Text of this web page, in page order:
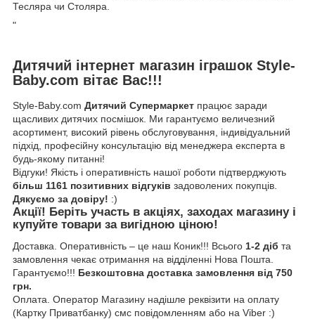
Тесляра чи Столяра.
"
Дитячий інтернет магазин іграшок Style-
Baby.com вітає Вас!!!
Style-Baby.com Дитячий Супермаркет працює заради
щасливих дитячих посмішок. Ми гарантуємо величезний
асортимент, високий рівень обслуговування, індивідуальний
підхід, професійну консультацію від менеджера експерта в
будь-якому питанні!
Відгуки! Якість і оперативність нашої роботи підтверджують
більш 1161 позитивних відгуків задоволених покупців.
Дякуємо за довіру! :)
Акції! Беріть участь в акціях, заходах магазину і
купуйте товари за вигідною ціною!
Доставка. Оперативність – це наш Коник!!! Всього 1-2 діб та
замовлення чекає отримання на відділенні Нова Пошта.
Гарантуємо!!! Безкоштовна доставка замовлення від 750
грн.
Оплата. Оператор Магазину надішле реквізити на оплату
(Картку Приватбанку) смс повідомленням або на Viber :)